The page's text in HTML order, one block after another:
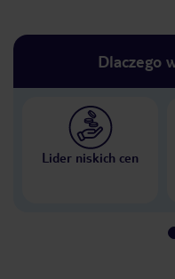
Dlaczego
Lider niskich cen